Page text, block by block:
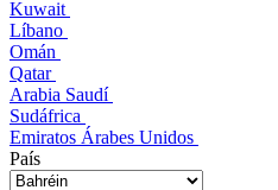
Kuwait
Líbano
Omán
Qatar
Arabia Saudí
Sudáfrica
Emiratos Árabes Unidos
País